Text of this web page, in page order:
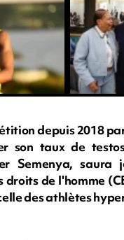
depuis 2018
son taux de
Semenya, saura
droits de l'homme
des athlètes